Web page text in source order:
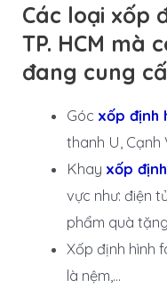
Các loại xốp
TP. HCM mà
đang cung
Góc xốp định
thanh U, Cạnh
Khay xốp
vực như: điện
phẩm quà
Xốp định hình
là nệm,…